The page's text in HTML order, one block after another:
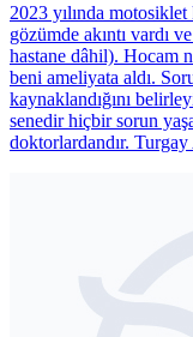
2023 yılında
gözümde akıntı vardı
hastane dâhil). Hocam
beni ameliyata aldı.
kaynaklandığını
senedir hiçbir sorun
doktorlardandır. Turgay